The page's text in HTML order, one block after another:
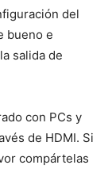
del
bueno e
salida de
con PCs y
de HDMI. Si
compártelas